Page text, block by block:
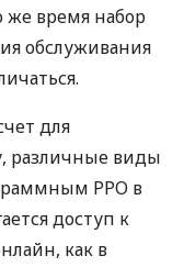
же время набор
обслуживания
для
различные виды
РРО в
доступ к
как в